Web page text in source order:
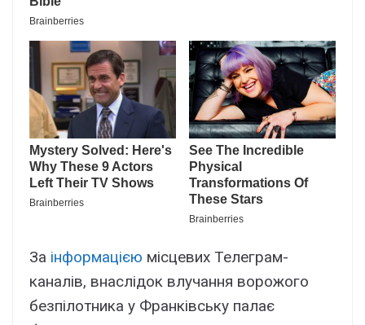
За інформацією місцевих Телеграм-
каналів, внаслідок влучання ворожого
безпілотника у Франківську палає